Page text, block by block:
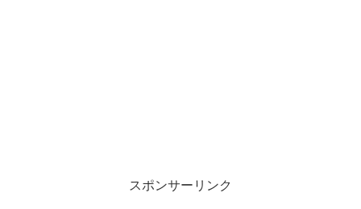
スポンサーリンク